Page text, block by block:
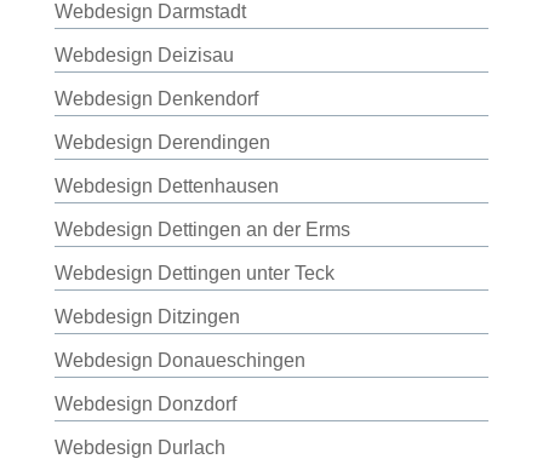
Webdesign Darmstadt
Webdesign Deizisau
Webdesign Denkendorf
Webdesign Derendingen
Webdesign Dettenhausen
Webdesign Dettingen an der Erms
Webdesign Dettingen unter Teck
Webdesign Ditzingen
Webdesign Donaueschingen
Webdesign Donzdorf
Webdesign Durlach